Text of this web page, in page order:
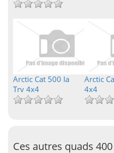
Arctic Cat 500 Ia
Trv 4x4
Arctic
4x4
Ces autres quads